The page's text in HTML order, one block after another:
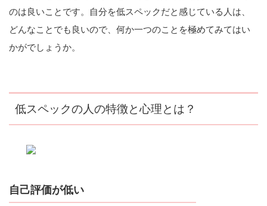
のは良いことです。自分を低スペックだと感じている人は、
どんなことでも良いので、何か一つのことを極めてみてはい
かがでしょうか。
低スペックの人の特徴と心理とは？
自己評価が低い